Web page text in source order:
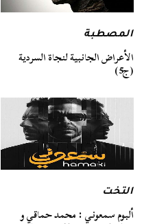
المصطبة
الأعراض الجانبية لنجاة السردية
(ج5)
التخت
ألبوم سمعوني : محمد حماقي و